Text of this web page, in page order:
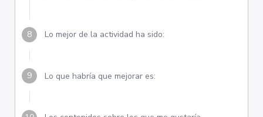
Lo mejor de la actividad ha sido:
Lo que habría que mejorar es: